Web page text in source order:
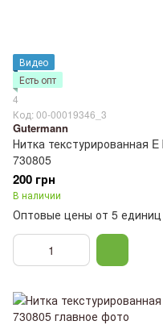
Видео
Есть опт
4
Код: 00-00019346_3
Gutermann
Нитка текстурированная
730805
200 грн
В наличии
Оптовые цены от 5 единиц